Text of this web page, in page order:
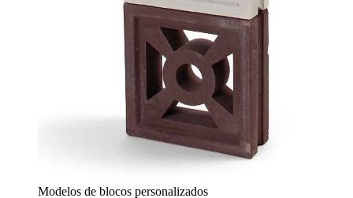
Modelos de blocos personalizados